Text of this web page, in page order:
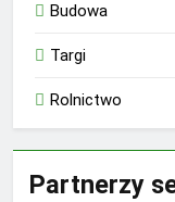
Budowa
Targi
Rolnictwo
Partnerzy